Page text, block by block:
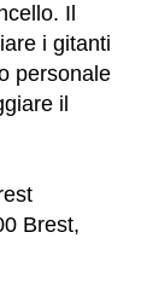
Il
i gitanti
personale
il
Brest,